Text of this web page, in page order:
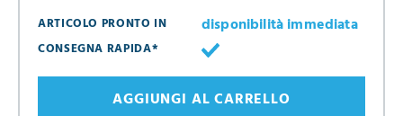
ARTICOLO PRONTO IN
disponibilità immediata
CONSEGNA RAPIDA*
AGGIUNGI AL CARRELLO